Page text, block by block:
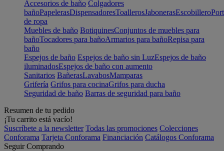
Accesorios de baño Colgadores
bañoPapelerasDispensadoresToallerosJabonerasEscobillero
de ropa
Muebles de baño BotiquinesConjuntos de muebles para
bañoTocadores para bañoArmarios para bañoRepisa para
baño
Espejos de baño Espejos de baño sin LuzEspejos de baño
iluminadosEspejos de baño con aumento
Sanitarios BañerasLavabosMamparas
Grifería Grifos para cocinaGrifos para ducha
Seguridad de baño Barras de seguridad para baño
Resumen de tu pedido
¡Tu carrito está vacío!
Suscríbete a la newsletter Todas las promociones Colecciones
Conforama Tarjeta Conforama Financiación Catálogos Conforama
Seguir Comprando